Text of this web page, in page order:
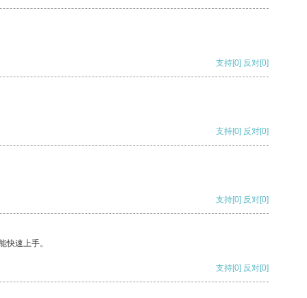
支持[0] 反对[0]
支持[0] 反对[0]
支持[0] 反对[0]
快速上手。
支持[0] 反对[0]